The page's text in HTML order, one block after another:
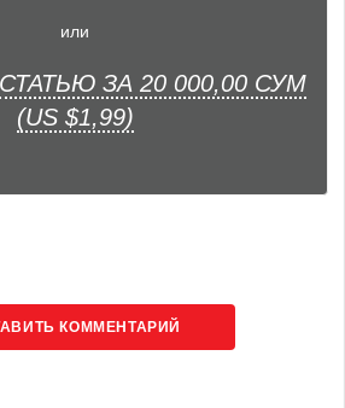
или
СТАТЬЮ ЗА 20 000,00 СУМ
(US $1,99)
КОММЕНТАРИЙ